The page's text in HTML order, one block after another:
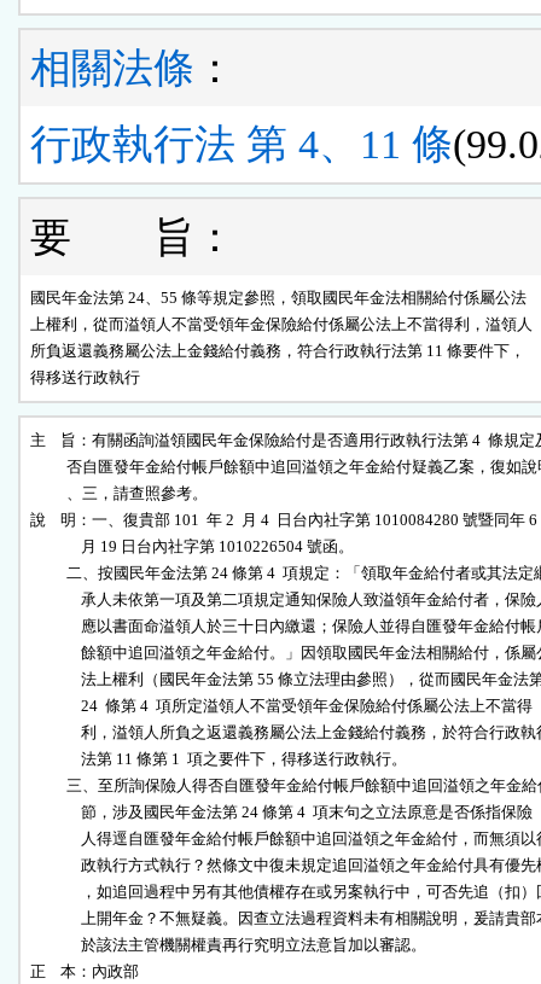
相關法條 ：
行政執行法 第 4、11 條
要 旨：
國民年金法第 24、55 條等規定參照，領取國民年金法相關給付係屬公法
上權利，從而溢領人不當受領年金保險給付係屬公法上不當得利，溢領人
所負返還義務屬公法上金錢給付義務，符合行政執行法第 11 條要件下，
得移送行政執行
主    旨：有關函詢溢領國民年金保險給付是否適用行政執行法第 4  條規定
否自匯發年金給付帳戶餘額中追回溢領之年金給付疑義乙案，復如
          、三，請查照參考。
說    明：一、復貴部 101  年 2  月 4  日台內社字第 1010084280 號暨同年 6
              月 19 日台內社字第 1010226504 號函。
二、按國民年金法第 24 條第 4  項規定：「領取年金給付者或其法定
承人未依第一項及第二項規定通知保險人致溢領年金給付者，保險
應以書面命溢領人於三十日內繳還；保險人並得自匯發年金給付帳
餘額中追回溢領之年金給付。」因領取國民年金法相關給付，係屬
法上權利（國民年金法第 55 條立法理由參照），從而國民年金法
              24  條第 4  項所定溢領人不當受領年金保險給付係屬公法上不當得
利，溢領人所負之返還義務屬公法上金錢給付義務，於符合行政執
              法第 11 條第 1  項之要件下，得移送行政執行。
三、至所詢保險人得否自匯發年金給付帳戶餘額中追回溢領之年金
              節，涉及國民年金法第 24 條第 4  項末句之立法原意是否係指保險
人得逕自匯發年金給付帳戶餘額中追回溢領之年金給付，而無須以
政執行方式執行？然條文中復未規定追回溢領之年金給付具有優先
，如追回過程中另有其他債權存在或另案執行中，可否先追（扣）
上開年金？不無疑義。因查立法過程資料未有相關說明，爰請貴部
              於該法主管機關權責再行究明立法意旨加以審認。
正    本：內政部